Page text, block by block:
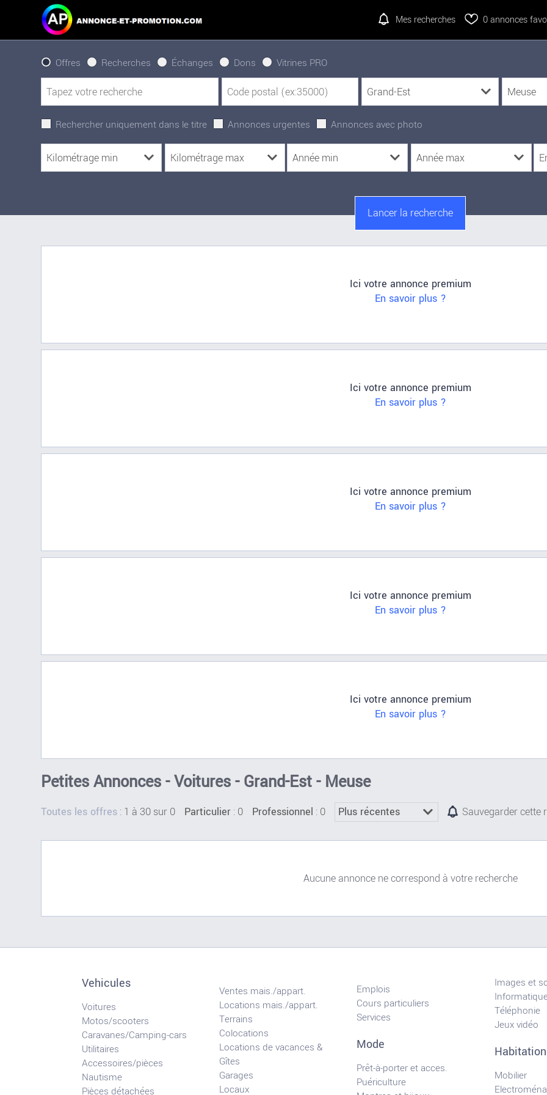
Mes recherches 0annonces
Offres Recherches Échanges Dons Vitrines PRO
Rechercher uniquement dans le titre Annonces urgentes Annonces avec photo
Ici votre annonce premium
En savoir plus ?
Ici votre annonce premium
En savoir plus ?
Ici votre annonce premium
En savoir plus ?
Ici votre annonce premium
En savoir plus ?
Ici votre annonce premium
En savoir plus ?
Petites Annonces - Voitures - Grand-Est - Meuse
Toutes les offres : 1 à 30 sur 0 Particulier : 0 Professionnel : 0 Sauvegarder cette
Aucune annonce ne correspond à votre recherche
Vehicules
Voitures
Motos/scooters
Caravanes/Camping-cars
Utilitaires
Accessoires/pièces
Nautisme
Pièces détachées
Ventes mais./appart.
Locations mais./appart.
Terrains
Colocations
Locations de vacances &
Gîtes
Garages
Locaux
Emplois
Cours particuliers
Services
Mode
Prêt-à-porter et acces.
Puériculture
Images et
Téléphonie
Jeux vidéo
Habitation
Mobilier